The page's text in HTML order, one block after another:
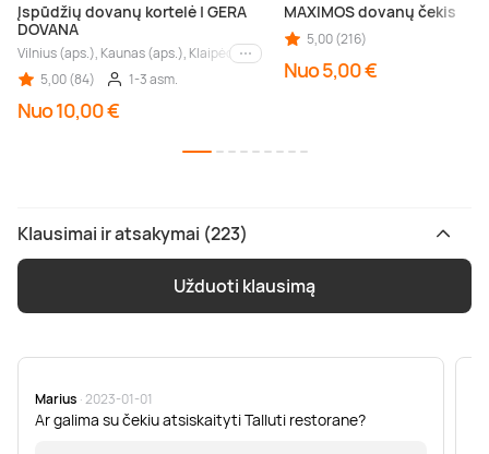
Įspūdžių dovanų kortelė | GERA
DOVANA
Vilnius (aps.), Kaunas (aps.), Klaipėda (aps.), Palanga (aps.), Nida (aps.),
Kiti miestai
5,00 (84)
1-3 asm.
Nuo 10,00 €
MAXIMOS dovanų čekis
5,00 (216)
Nuo 5,00 €
Klausimai ir atsakymai (223)
Užduoti klausimą
Marius · 2023-01-01
Ar galima su čekiu atsiskaityti Talluti restorane?